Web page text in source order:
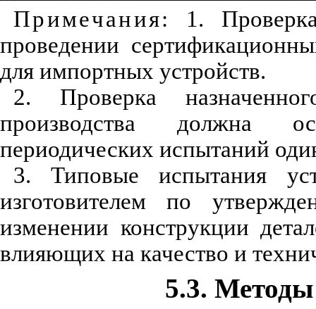
Примечания: 1.
проведении
для импортных устройств.
2. Проверка
производства должна
периодических испытаний
3. Типовые испытания
изготовителем по
изменении конструкции
влияющих на качество и
5.3.